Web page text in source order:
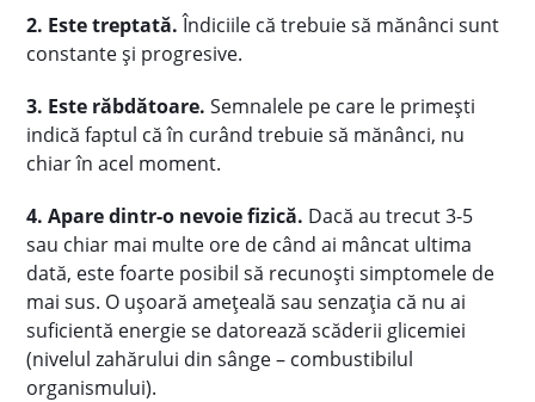
2. Este treptată.Îndiciile că trebuie să mănânci sunt
constante și progresive.
3. Este răbdătoare. Semnalele pe care le primești
indică faptul că în curând trebuie să mănânci, nu
chiar în acel moment.
4. Apare dintr-o nevoie fizică. Dacă au trecut 3-5
sau chiar mai multe ore de când ai mâncat ultima
dată, este foarte posibil să recunoști simptomele de
mai sus. O ușoară amețeală sau senzația că nu ai
suficientă energie se datorează scăderii glicemiei
(nivelul zahărului din sânge – combustibilul
organismului).